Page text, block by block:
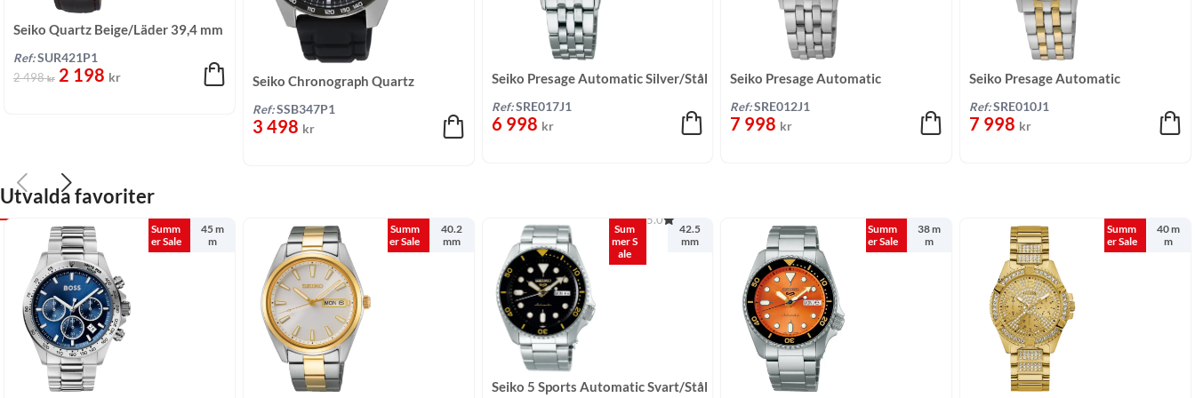
Seiko Quartz Beige/Läder 39,4 mm
Ref:SUR421P1
2 498kr 2 198 kr
Seiko Chronograph Quartz
Ref: SSB347P1
3 498 kr
Seiko Presage Automatic Silver/Stål
Ref: SRE017J1
6 998 kr
Seiko Presage Automatic
Ref:SRE012J1
7 998 kr
Seiko Presage Automatic
Ref:SRE010J1
7 998 kr
Utvalda favoriter
Summ
er Sale
45 m
m
Summ
er Sale
40.2
mm
Sum
mer S
ale
5.0
42.5
mm
Seiko 5 Sports Automatic Svart/Stål
Summ
er Sale
38 m
m
Summ
er Sale
40 m
m